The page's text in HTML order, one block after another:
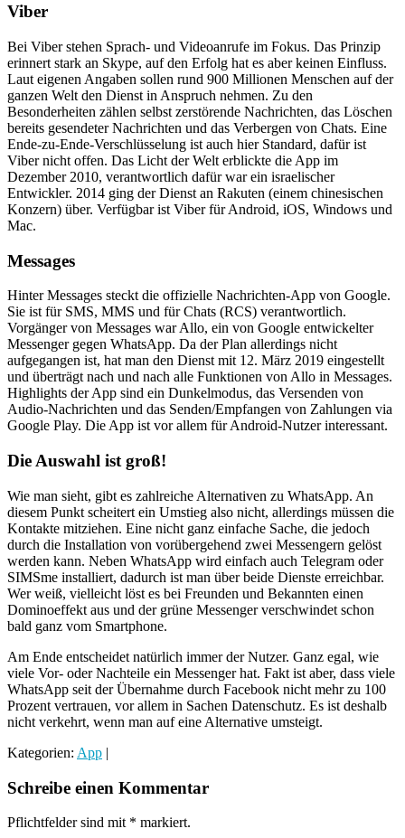
Viber
Bei Viber stehen Sprach- und Videoanrufe im Fokus. Das Prinzip
erinnert stark an Skype, auf den Erfolg hat es aber keinen Einfluss.
Laut eigenen Angaben sollen rund 900 Millionen Menschen auf der
ganzen Welt den Dienst in Anspruch nehmen. Zu den
Besonderheiten zählen selbst zerstörende Nachrichten, das Löschen
bereits gesendeter Nachrichten und das Verbergen von Chats. Eine
Ende-zu-Ende-Verschlüsselung ist auch hier Standard, dafür ist
Viber nicht offen. Das Licht der Welt erblickte die App im
Dezember 2010, verantwortlich dafür war ein israelischer
Entwickler. 2014 ging der Dienst an Rakuten (einem chinesischen
Konzern) über. Verfügbar ist Viber für Android, iOS, Windows und
Mac.
Messages
Hinter Messages steckt die offizielle Nachrichten-App von Google.
Sie ist für SMS, MMS und für Chats (RCS) verantwortlich.
Vorgänger von Messages war Allo, ein von Google entwickelter
Messenger gegen WhatsApp. Da der Plan allerdings nicht
aufgegangen ist, hat man den Dienst mit 12. März 2019 eingestellt
und überträgt nach und nach alle Funktionen von Allo in Messages.
Highlights der App sind ein Dunkelmodus, das Versenden von
Audio-Nachrichten und das Senden/Empfangen von Zahlungen via
Google Play. Die App ist vor allem für Android-Nutzer interessant.
Die Auswahl ist groß!
Wie man sieht, gibt es zahlreiche Alternativen zu WhatsApp. An
diesem Punkt scheitert ein Umstieg also nicht, allerdings müssen die
Kontakte mitziehen. Eine nicht ganz einfache Sache, die jedoch
durch die Installation von vorübergehend zwei Messengern gelöst
werden kann. Neben WhatsApp wird einfach auch Telegram oder
SIMSme installiert, dadurch ist man über beide Dienste erreichbar.
Wer weiß, vielleicht löst es bei Freunden und Bekannten einen
Dominoeffekt aus und der grüne Messenger verschwindet schon
bald ganz vom Smartphone.
Am Ende entscheidet natürlich immer der Nutzer. Ganz egal, wie
viele Vor- oder Nachteile ein Messenger hat. Fakt ist aber, dass viele
WhatsApp seit der Übernahme durch Facebook nicht mehr zu 100
Prozent vertrauen, vor allem in Sachen Datenschutz. Es ist deshalb
nicht verkehrt, wenn man auf eine Alternative umsteigt.
Kategorien: App |
Schreibe einen Kommentar
Pflichtfelder sind mit * markiert.